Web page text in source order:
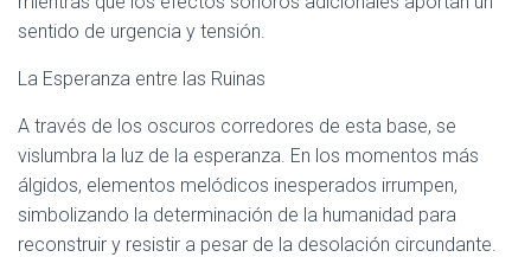
sentido de urgencia y tensión.
La Esperanza entre las Ruinas
A través de los oscuros corredores de esta base, se
vislumbra la luz de la esperanza. En los momentos más
álgidos, elementos melódicos inesperados irrumpen,
simbolizando la determinación de la humanidad para
reconstruir y resistir a pesar de la desolación circundante.